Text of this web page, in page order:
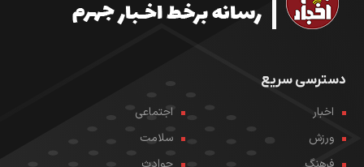
دسترسی سریع
اخبار
اجتماعی
ورزش
سلامت